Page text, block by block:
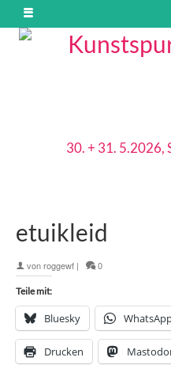
30. + 31. 5.2026,
etuikleid
vonroggewf | 0
Teile mit:
Bluesky
Drucken